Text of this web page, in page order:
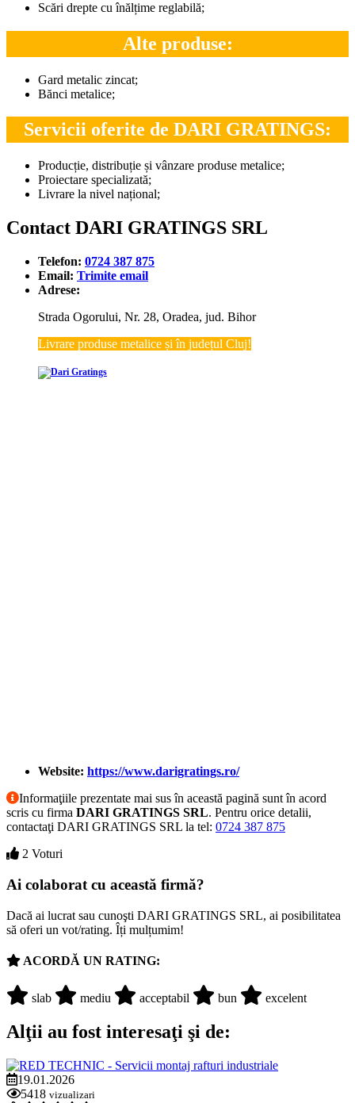
Scări drepte cu înălțime reglabilă;
Alte produse:
Gard metalic zincat;
Bănci metalice;
Servicii oferite de DARI GRATINGS:
Producție, distribuție și vânzare produse metalice;
Proiectare specializată;
Livrare la nivel național;
Contact DARI GRATINGS SRL
Telefon: 0724 387 875
Email: Trimite email
Adrese:
Strada Ogorului, Nr. 28, Oradea, jud. Bihor
Livrare produse metalice și în județul Cluj!
Website: https://www.darigratings.ro/
Informaţiile prezentate mai sus în această pagină sunt în acord
scris cu firma DARI GRATINGS SRL. Pentru orice detalii,
contactaţi DARI GRATINGS SRL la tel: 0724 387 875
2 Voturi
Ai colaborat cu această firmă?
Dacă ai lucrat sau cunoşti DARI GRATINGS SRL, ai posibilitatea
să oferi un vot/rating. Îți mulțumim!
ACORDĂ UN RATING:
slab mediu acceptabil bun excelent
Alţii au fost interesaţi şi de:
19.01.2026
5418 vizualizari